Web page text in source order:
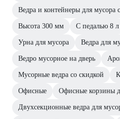
Ведра и контейнеры для
Высота 300 мм С педалью 8 л
Урна для мусора Ведра для
Ведро мусорное на дверь
Мусорные ведра со скидкой
Офисные Офисные корзины
Двухсекционные ведра для